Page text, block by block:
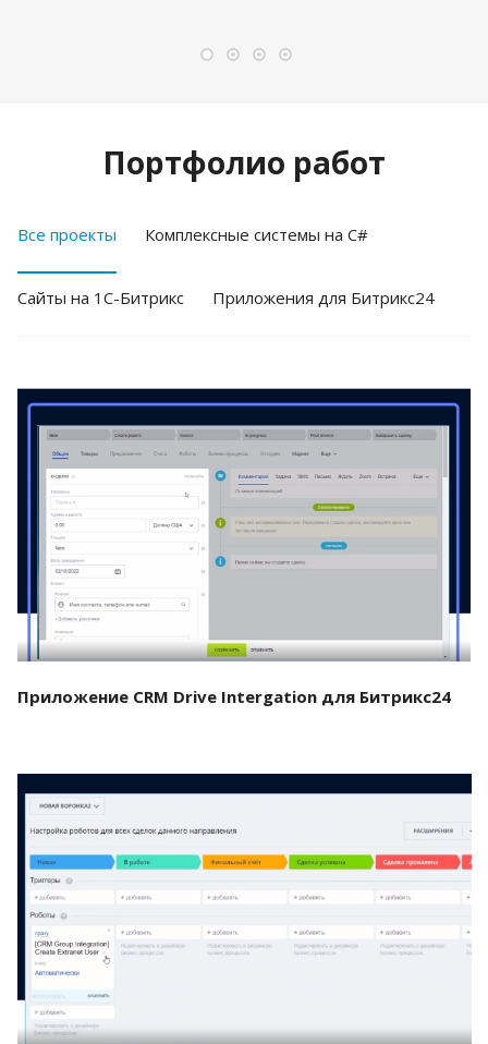
Портфолио работ
Все проекты Комплексные системы на C#
Cайты на 1С-Битрикс Приложения для Битрикс24
Смотреть проект
Приложение CRM Drive Intergation для Битрикс24
Смотреть проект